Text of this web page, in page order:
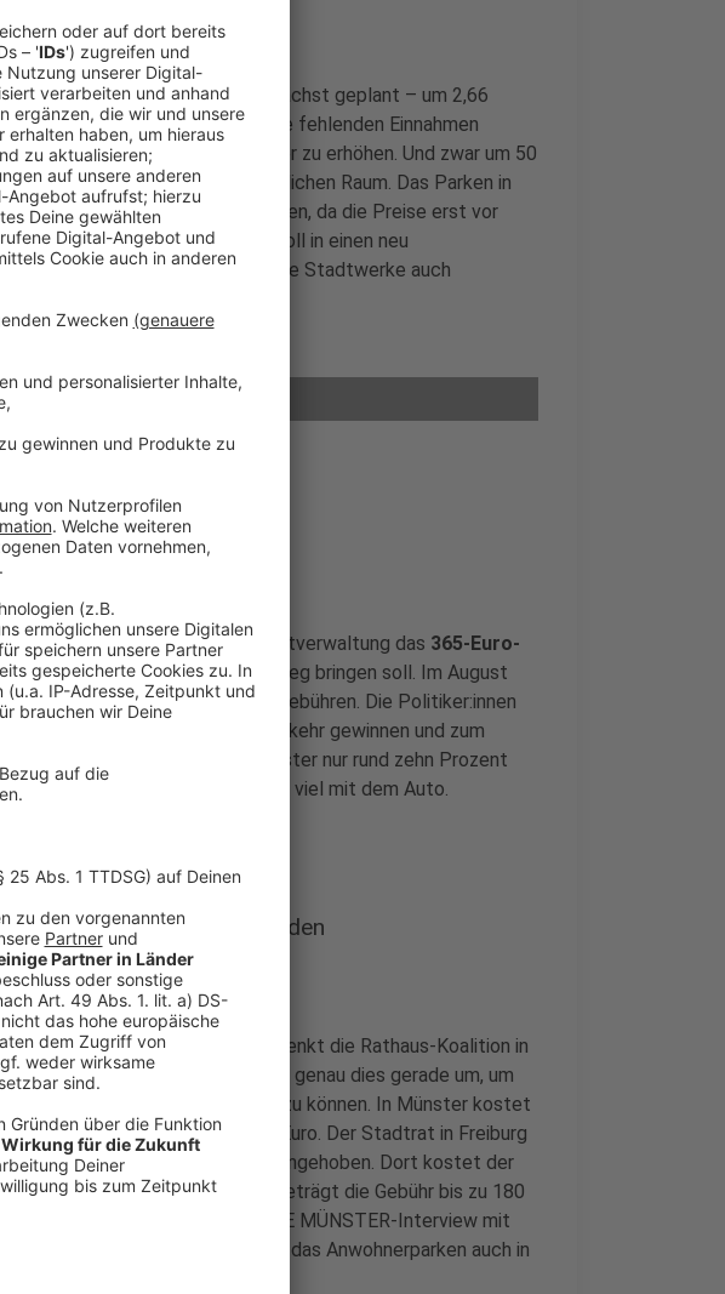
diesem Sommer – nicht wie zunächst geplant – um 2,66
Damit die Stadtwerke die fehlenden Einnahmen
die Parkgebühren für Autofahrer zu erhöhen. Und zwar um 50
2.000 Parkplätzen im öffentlichen Raum. Das Parken in
soll zunächst nicht teurer werden, da die Preise erst vor
eingenommene Geld soll in einen neu
Aus diesem Fonds sollen die Stadtwerke auch
und Bahn
sieht vor, dass die Stadtverwaltung das 365-Euro-
und Bahnin Münster auf den Weg bringen soll. Im August
Finanziert durch höhere Parkgebühren. Die Politiker:innen
für den Öffentlichen Nahverkehr gewinnen und zum
Denn aktuell werden in Münster nur rund zehn Prozent
aber dreieinhalbmal so viel mit dem Auto.
deutlich teurer werden
Anwohnerparkausweisen
denkt die Rathaus-Koalition in
Städte in Deutschland setzen genau dies gerade um, um
in bessere Radwege investieren zu können. In Münster kostet
derzeit für ein ganzes Jahr 19 Euro. Der Stadtrat in Freiburg
kürzlich deutlich angehoben. Dort kostet der
Jahresgebühr. In Tübingen beträgt die Gebühr bis zu 180
Kattentidt hat im ANTENNE MÜNSTER-Interview mit
angekündigt, die Tarife für das Anwohnerparken auch in